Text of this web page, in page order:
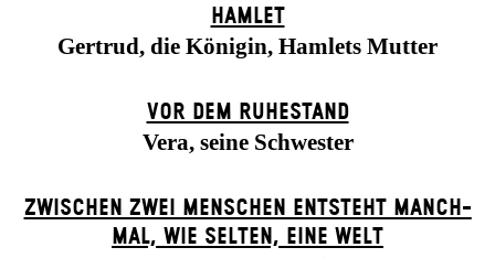
HAMLET
Gertrud, die Königin, Hamlets Mutter
VOR DEM RUHESTAND
Vera, seine Schwester
ZWISCHEN ZWEI MENSCHEN ENT­STEHT MANCH­
MAL, WIE SELTEN, EINE WELT